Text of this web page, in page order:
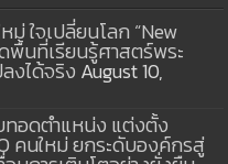
ม่ ใจเปลี่ยนโลก “New
พื้นที่เรียนรู้ศาสตร์พระ
งได้จริง August 10,
ทอดตำแหน่ง แต่งตั้ง
คนใหม่ ยกระดับองค์กรสู่